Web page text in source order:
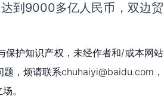
到9000多亿人民币，双边贸
保护知识产权，未经作者和/或本网站
，烦请联系chuhaiyi@baidu.com，
。